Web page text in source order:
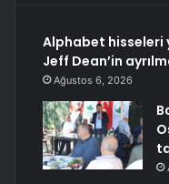
Alphabet hisseleri
Jeff Dean’in
Ağustos 6, 2026